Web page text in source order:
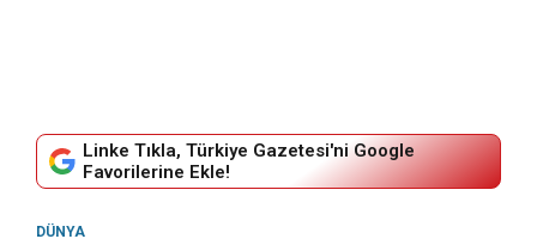
Linke Tıkla, Türkiye Gazetesi'ni Google
Favorilerine Ekle!
DÜNYA